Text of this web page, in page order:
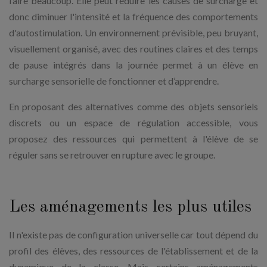
donc diminuer l'intensité et la fréquence des comportements
d'autostimulation. Un environnement prévisible, peu bruyant,
visuellement organisé, avec des routines claires et des temps
de pause intégrés dans la journée permet à un élève en
surcharge sensorielle de fonctionner et d’apprendre.
En proposant des alternatives comme des objets sensoriels
discrets ou un espace de régulation accessible, vous
proposez des ressources qui permettent à l'élève de se
réguler sans se retrouver en rupture avec le groupe.
Les aménagements les plus utiles
Il n'existe pas de configuration universelle car tout dépend du
profil des élèves, des ressources de l'établissement et de la